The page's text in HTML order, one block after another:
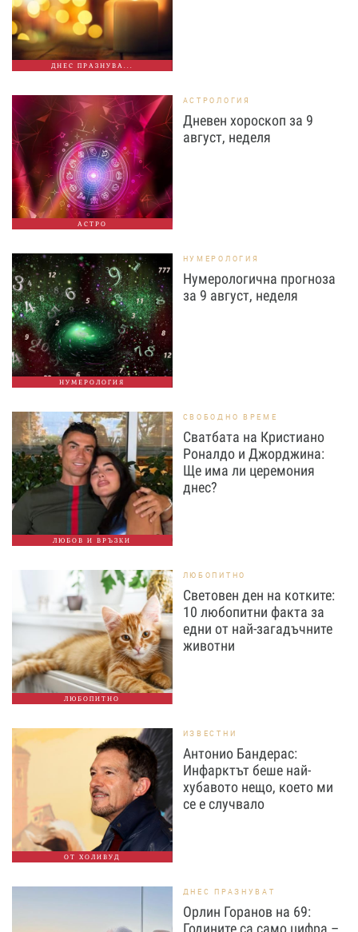
ДНЕС ПРАЗНУВА...
АСТРО
АСТРОЛОГИЯ
Дневен хороскоп за 9
август, неделя
НУМЕРОЛОГИЯ
НУМЕРОЛОГИЯ
Нумерологична прогноза
за 9 август, неделя
ЛЮБОВ И ВРЪЗКИ
СВОБОДНО ВРЕМЕ
Сватбата на Кристиано
Роналдо и Джорджина:
Ще има ли церемония
днес?
ЛЮБОПИТНО
ЛЮБОПИТНО
Световен ден на котките:
10 любопитни факта за
едни от най-загадъчните
животни
ОТ ХОЛИВУД
ИЗВЕСТНИ
Антонио Бандерас:
Инфарктът беше най-
хубавото нещо, което ми
се е случвало
ДНЕС ПРАЗНУВАТ
Орлин Горанов на 69:
Годините са само цифра –